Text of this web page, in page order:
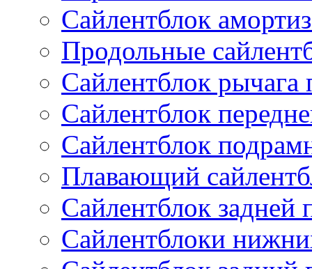
Сайлентблок
Продольные
Сайлентблок рычага
Сайлентблок
Сайлентблок
Плавающий
Сайлентблок задней
Сайлентблоки